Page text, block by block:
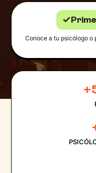
Conoce a tu psicólogo o